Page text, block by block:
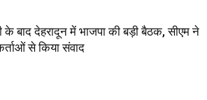
के बाद देहरादून में भाजपा की बड़ी बैठक, सीएम ने
से किया संवाद